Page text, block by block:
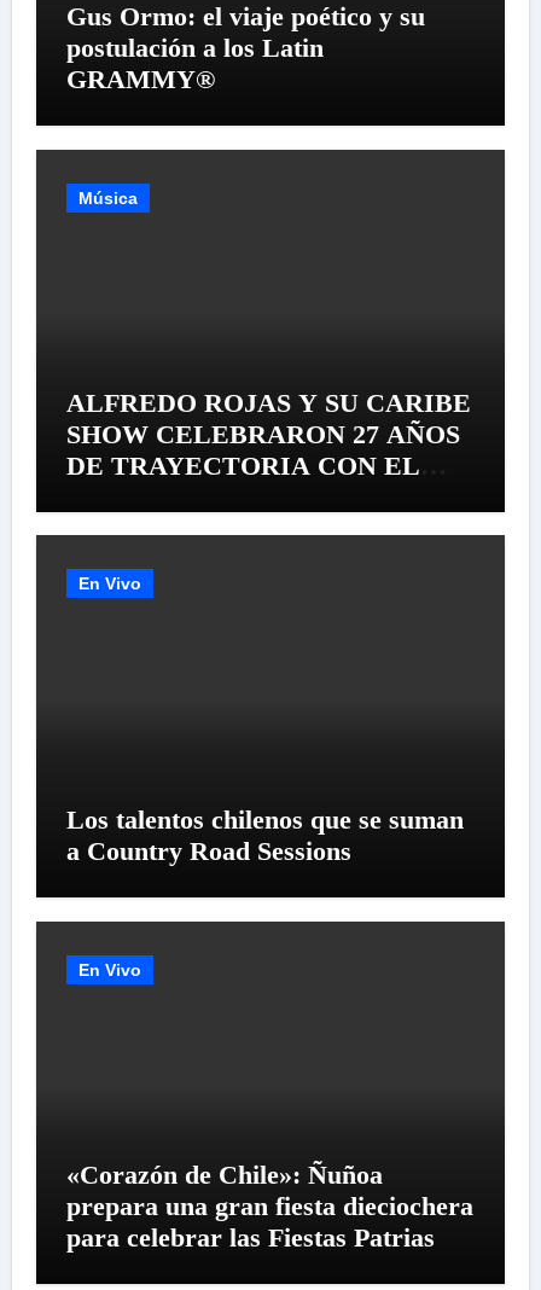
Gus Ormo: el viaje poético y su
postulación a los Latin
GRAMMY®
Música
ALFREDO ROJAS Y SU CARIBE
SHOW CELEBRARON 27 AÑOS
DE TRAYECTORIA CON EL
SU «LIVE SESSION #1»
En Vivo
Los talentos chilenos que se suman
a Country Road Sessions
En Vivo
«Corazón de Chile»: Ñuñoa
prepara una gran fiesta dieciochera
para celebrar las Fiestas Patrias